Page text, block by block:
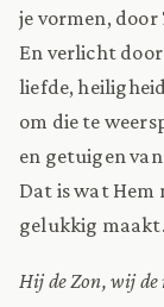
je vormen, door
En verlicht door
liefde,
om die te
en getuigen
Dat is wat Hem
gelukkig maakt.
Hij de Zon, wij de